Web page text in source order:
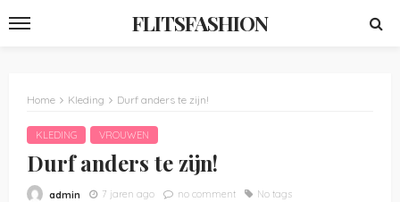
FLITSFASHION
Home Kleding Durf anders te zijn!
KLEDING VROUWEN
Durf anders te zijn!
admin 7 jaren ago no comment No tags